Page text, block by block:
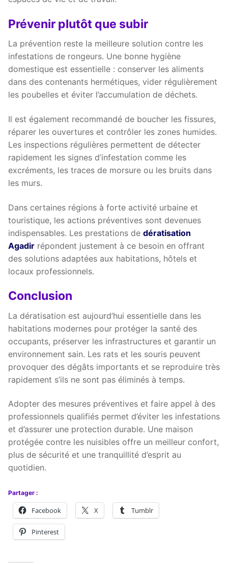
Prévenir plutôt que subir
La prévention reste la meilleure solution contre les
infestations de rongeurs. Une bonne hygiène
domestique est essentielle : conserver les aliments
dans des contenants hermétiques, vider régulièrement
les poubelles et éviter l’accumulation de déchets.
Il est également recommandé de boucher les fissures,
réparer les ouvertures et contrôler les zones humides.
Les inspections régulières permettent de détecter
rapidement les signes d’infestation comme les
excréments, les traces de morsure ou les bruits dans
les murs.
Dans certaines régions à forte activité urbaine et
touristique, les actions préventives sont devenues
indispensables. Les prestations de dératisation
Agadir répondent justement à ce besoin en offrant
des solutions adaptées aux habitations, hôtels et
locaux professionnels.
Conclusion
La dératisation est aujourd’hui essentielle dans les
habitations modernes pour protéger la santé des
occupants, préserver les infrastructures et garantir un
environnement sain. Les rats et les souris peuvent
provoquer des dégâts importants et se reproduire très
rapidement s’ils ne sont pas éliminés à temps.
Adopter des mesures préventives et faire appel à des
professionnels qualifiés permet d’éviter les infestations
et d’assurer une protection durable. Une maison
protégée contre les nuisibles offre un meilleur confort,
plus de sécurité et une tranquillité d’esprit au
quotidien.
Partager :
Facebook X Tumblr
Pinterest